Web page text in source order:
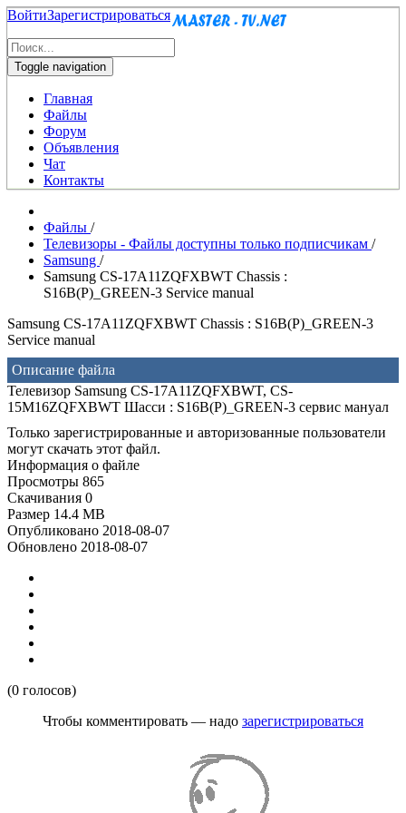
ВойтиЗарегистрироваться
Toggle navigation
Главная
Файлы
Форум
Объявления
Чат
Контакты
Файлы /
Телевизоры - Файлы доступны только подписчикам /
Samsung /
Samsung CS-17A11ZQFXBWT Chassis :
S16B(P)_GREEN-3 Service manual
Samsung CS-17A11ZQFXBWT Chassis : S16B(P)_GREEN-3
Service manual
Описание файла
Телевизор Samsung CS-17A11ZQFXBWT, CS-
15M16ZQFXBWT Шасси : S16B(P)_GREEN-3 сервис мануал
Только зарегистрированные и авторизованные пользователи
могут скачать этот файл.
Информация о файле
Просмотры 865
Скачивания 0
Размер 14.4 MB
Опубликовано 2018-08-07
Обновлено 2018-08-07
(0 голосов)
Чтобы комментировать — надо зарегистрироваться